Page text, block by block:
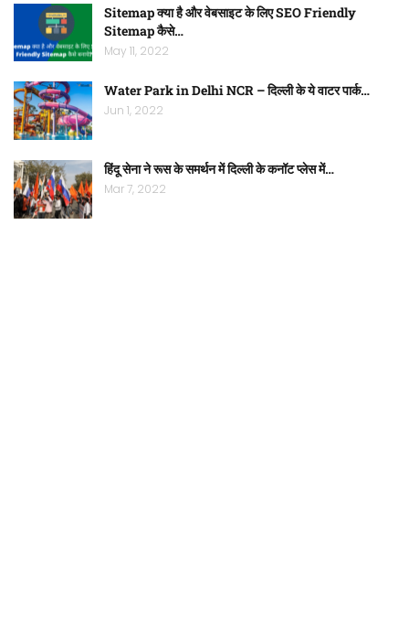
Sitemap क्या है और वेबसाइट के लिए SEO Friendly
Sitemap कैसे…
May 11, 2022
Water Park in Delhi NCR – दिल्ली के ये वाटर पार्क…
Jun 1, 2022
हिंदू सेना ने रूस के समर्थन में दिल्ली के कनॉट प्लेस में…
Mar 7, 2022